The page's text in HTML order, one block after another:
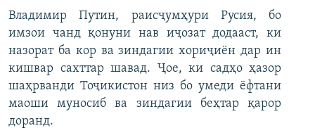
Владимир Путин, раисҷумҳури Русия, бо
имзои чанд қонуни нав иҷозат додааст, ки
назорат ба кор ва зиндагии хориҷиён дар ин
кишвар сахттар шавад. Ҷое, ки садҳо ҳазор
шаҳрванди Тоҷикистон низ бо умеди ёфтани
маоши муносиб ва зиндагии беҳтар қарор
доранд.